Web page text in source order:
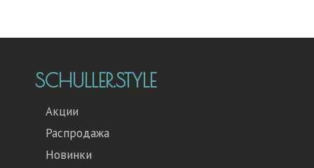
SCHULLER.STYLE
Акции
Распродажа
Новинки